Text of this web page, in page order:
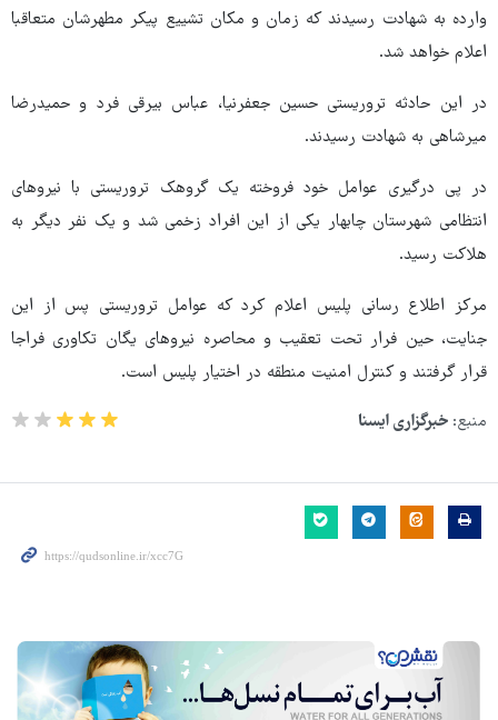
وارده به شهادت رسیدند که زمان و مکان تشییع پیکر مطهرشان متعاقبا
اعلام خواهد شد.
در این حادثه تروریستی حسین جعفرنیا، عباس بیرقی فرد و حمیدرضا
میرشاهی به شهادت رسیدند.
در پی درگیری عوامل خود فروخته یک گروهک تروریستی با نیروهای
انتظامی شهرستان چابهار یکی از این افراد زخمی شد و یک نفر دیگر به
هلاکت رسید.
مرکز اطلاع رسانی پلیس اعلام کرد که عوامل تروریستی پس از این
جنایت، حین فرار تحت تعقیب و محاصره نیروهای یگان تکاوری فراجا
قرار گرفتند و کنترل امنیت منطقه در اختیار پلیس است.
منبع: خبرگزاری ایسنا